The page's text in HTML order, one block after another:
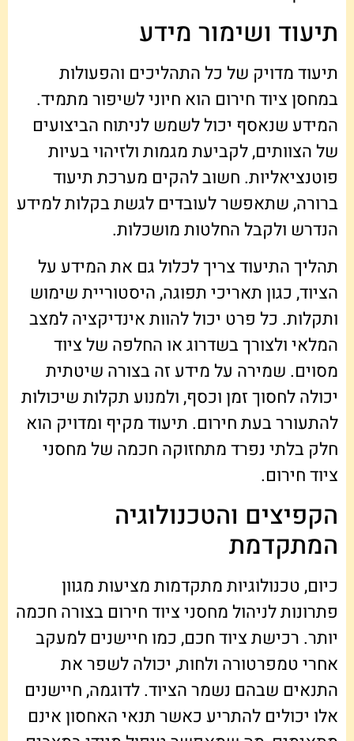
תיעוד ושימור מידע
תיעוד מדויק של כל התהליכים והפעולות
במחסן ציוד חירום הוא חיוני לשיפור מתמיד.
המידע שנאסף יכול לשמש לניתוח הביצועים
של הצוותים, לקביעת מגמות ולזיהוי בעיות
פוטנציאליות. חשוב להקים מערכת תיעוד
ברורה, שתאפשר לעובדים לגשת בקלות למידע
הנדרש ולקבל החלטות מושכלות.
תהליך התיעוד צריך לכלול גם את המידע על
הציוד, כגון תאריכי תפוגה, היסטוריית שימוש
ותקלות. כל פרט יכול להוות אינדיקציה למצב
המלאי ולצורך בשדרוג או החלפה של ציוד
מסוים. שמירה על מידע זה בצורה שיטתית
יכולה לחסוך זמן וכסף, ולמנוע תקלות שיכולות
להתעורר בעת חירום. תיעוד מקיף ומדויק הוא
חלק בלתי נפרד מתחזוקה חכמה של מחסני
ציוד חירום.
הקפיצים והטכנולוגיה
המתקדמת
כיום, טכנולוגיות מתקדמות מציעות מגוון
פתרונות לניהול מחסני ציוד חירום בצורה חכמה
יותר. רכישת ציוד חכם, כמו חיישנים למעקב
אחרי טמפרטורה ולחות, יכולה לשפר את
התנאים שבהם נשמר הציוד. לדוגמה, חיישנים
אלו יכולים להתריע כאשר תנאי האחסון אינם